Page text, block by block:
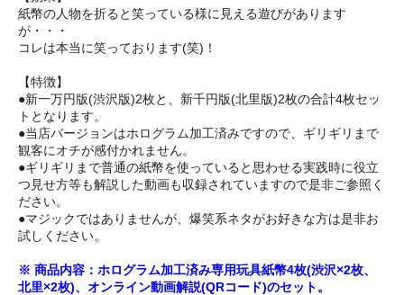
紙幣の人物を折ると笑っている様に見える遊びがあります
が・・・
コレは本当に笑っております(笑)！
【特徴】
●新一万円版(渋沢版)2枚と、新千円版(北里版)2枚の合計4枚セッ
トとなります。
●当店バージョンはホログラム加工済みですので、ギリギリまで
観客にオチが感付かれません。
●ギリギリまで普通の紙幣を使っていると思わせる実践時に役立
つ見せ方等も解説した動画も収録されていますので是非ご参照く
ださい。
●マジックではありませんが、爆笑系ネタがお好きな方は是非お
試しください。
※ 商品内容：ホログラム加工済み専用玩具紙幣4枚(渋沢×2枚、
北里×2枚)、オンライン動画解説(QRコード)のセット。